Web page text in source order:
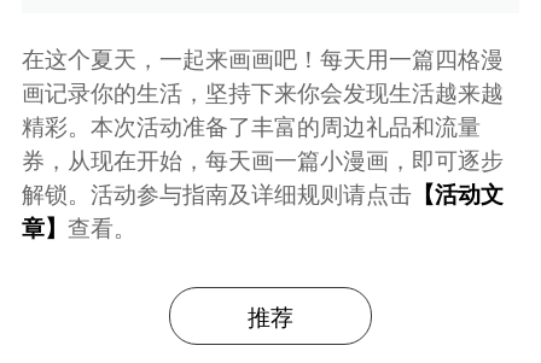
在这个夏天，一起来画画吧！每天用一篇四格漫
画记录你的生活，坚持下来你会发现生活越来越
精彩。本次活动准备了丰富的周边礼品和流量
券，从现在开始，每天画一篇小漫画，即可逐步
解锁。活动参与指南及详细规则请点击【活动文
章】 查看。
推荐